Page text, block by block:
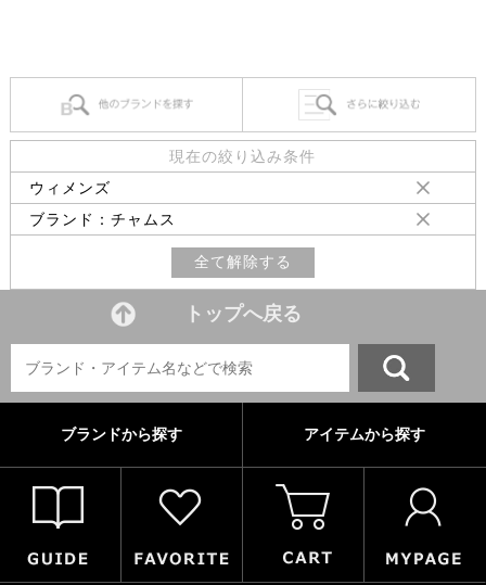
現在の絞り込み条件
ウィメンズ
ブランド：チャムス
全て解除する
トップへ戻る
ブランドから探す アイテムから探す